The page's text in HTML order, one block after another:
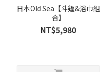
日本Old Sea【斗篷&浴巾組
合】
NT$5,980